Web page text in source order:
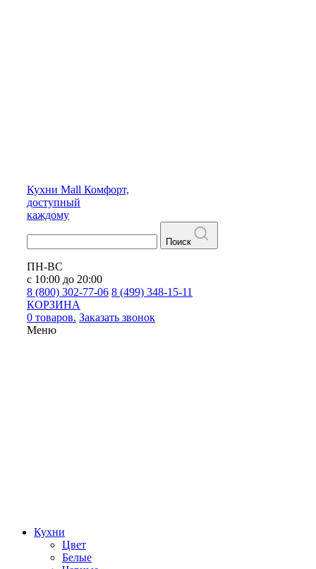
Кухни Mall Комфорт,
доступный
каждому
Поиск
ПН-ВС
с 10:00 до 20:00
8 (800) 302-77-06 8 (499) 348-15-11
КОРЗИНА
0 товаров. Заказать звонок
Меню
Кухни
Цвет
Белые